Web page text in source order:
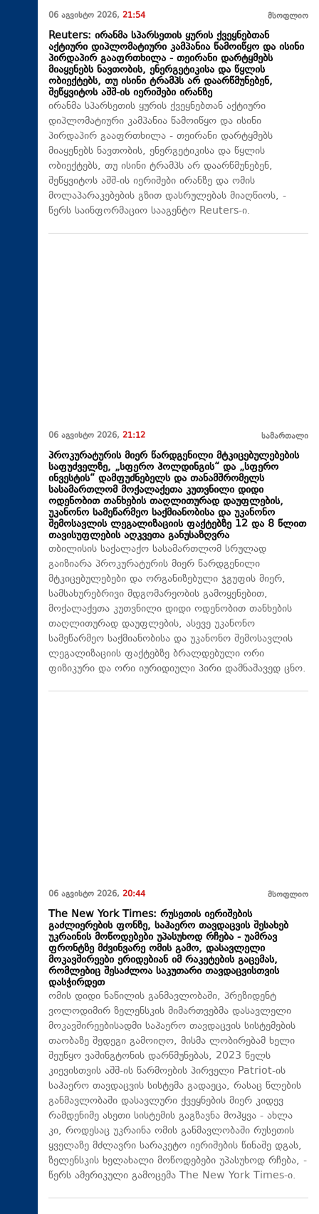
06 აგვისტო 2026, 21:54 მსოფლიო
Reuters: ირანმა სპარსეთის ყურის ქვეყნებთან
აქტიური დიპლომატიური კამპანია წამოიწყო და ისინი
პირდაპირ გააფრთხილა - თეირანი დარტყმებს
მიაყენებს ნავთობის, ენერგეტიკისა და წყლის
ობიექტებს, თუ ისინი ტრამპს არ დაარწმუნებენ,
შეწყვიტოს აშშ-ის იერიშები ირანზე
ირანმა სპარსეთის ყურის ქვეყნებთან აქტიური
დიპლომატიური კამპანია წამოიწყო და ისინი
პირდაპირ გააფრთხილა - თეირანი დარტყმებს
მიაყენებს ნავთობის, ენერგეტიკისა და წყლის
ობიექტებს, თუ ისინი ტრამპს არ დაარწმუნებენ,
შეწყვიტოს აშშ-ის იერიშები ირანზე და ომის
მოლაპარაკებების გზით დასრულებას მიაღწიოს, -
წერს საინფორმაციო სააგენტო Reuters-ი.
06 აგვისტო 2026, 21:12 სამართალი
პროკურატურის მიერ წარდგენილი მტკიცებულებების
საფუძველზე, „სფერო ჰოლდინგის“ და „სფერო
ინვესტის“ დამფუძნებელს და თანამშრომელს
სასამართლომ მოქალაქეთა კუთვნილი დიდი
ოდენობით თანხების თაღლითურად დაუფლების,
უკანონო სამეწარმეო საქმიანობისა და უკანონო
შემოსავლის ლეგალიზაციის ფაქტებზე 12 და 8 წლით
თავისუფლების აღკვეთა განუსაზღვრა
თბილისის საქალაქო სასამართლომ სრულად
გაიზიარა პროკურატურის მიერ წარდგენილი
მტკიცებულებები და ორგანიზებული ჯგუფის მიერ,
სამსახურებრივი მდგომარეობის გამოყენებით,
მოქალაქეთა კუთვნილი დიდი ოდენობით თანხების
თაღლითურად დაუფლების, ასევე უკანონო
სამეწარმეო საქმიანობისა და უკანონო შემოსავლის
ლეგალიზაციის ფაქტებზე ბრალდებული ორი
ფიზიკური და ორი იურიდიული პირი დამნაშავედ ცნო.
06 აგვისტო 2026, 20:44 მსოფლიო
The New York Times: რუსეთის იერიშების
გაძლიერების ფონზე, საჰაერო თავდაცვის შესახებ
უკრაინის მოწოდებები უპასუხოდ რჩება - უამრავ
ფრონტზე მძვინვარე ომის გამო, დასავლელი
მოკავშირეები ერიდებიან იმ რაკეტების გაცემას,
რომლებიც შესაძლოა საკუთარი თავდაცვისთვის
დასჭირდეთ
ომის დიდი ნაწილის განმავლობაში, პრეზიდენტ
ვოლოდიმირ ზელენსკის მიმართვებმა დასავლელი
მოკავშირეებისადმი საჰაერო თავდაცვის სისტემების
თაობაზე შედეგი გამოიღო, მისმა ლობირებამ ხელი
შეუწყო ვაშინგტონის დარწმუნებას, 2023 წელს
კიევისთვის აშშ-ის წარმოების პირველი Patriot-ის
საჰაერო თავდაცვის სისტემა გადაეცა, რასაც წლების
განმავლობაში დასავლური ქვეყნების მიერ კიდევ
რამდენიმე ასეთი სისტემის გაგზავნა მოჰყვა - ახლა
კი, როდესაც უკრაინა ომის განმავლობაში რუსეთის
ყველაზე მძლავრი სარაკეტო იერიშების წინაშე დგას,
ზელენსკის ხელახალი მოწოდებები უპასუხოდ რჩება, -
წერს ამერიკული გამოცემა The New York Times-ი.